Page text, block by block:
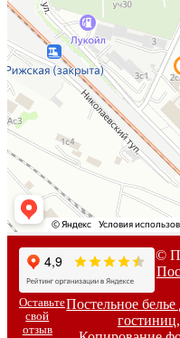
2007-
2026г. ©
Коттон-Лайн) -
Постельное
гостиниц,
Оставьте
свой
отзыв